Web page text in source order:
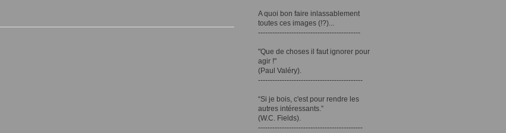
A quoi bon faire inlassablement
toutes ces images (!?)...
-------------------------------------------
"Que de choses il faut ignorer pour
agir !"
(Paul Valéry).
--------------------------------------------
“Si je bois, c'est pour rendre les
autres intéressants.”
(W.C. Fields).
--------------------------------------------